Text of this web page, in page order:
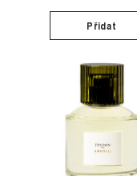
Přidat